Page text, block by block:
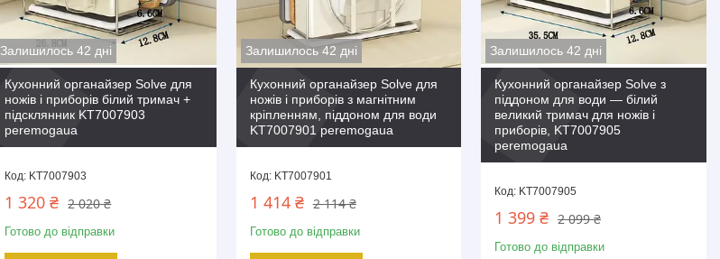
Залишилось 42 дні
Кухонний органайзер Solve для
ножів і приборів білий тримач +
підсклянник KT7007903
peremogaua
KT7007903
2 020 ₴
1 320 ₴
Готово до відправки
Залишилось 42 дні
Кухонний органайзер Solve для
ножів і приборів з магнітним
кріпленням, піддоном для води
KT7007901 peremogaua
KT7007901
2 114 ₴
1 414 ₴
Готово до відправки
Залишилось 42 дні
Кухонний органайзер Solve з
піддоном для води — білий
великий тримач для ножів і
приборів, KT7007905
peremogaua
KT7007905
2 099 ₴
1 399 ₴
Готово до відправки